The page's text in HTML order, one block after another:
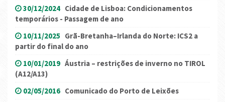
30/12/2024 Cidade de Lisboa: Condicionamentos
temporários - Passagem de ano
10/11/2025 Grã-Bretanha–Irlanda do Norte: ICS2 a
partir do final do ano
10/01/2019 Áustria – restrições de inverno no TIROL
(A12/A13)
02/05/2016 Comunicado do Porto de Leixões